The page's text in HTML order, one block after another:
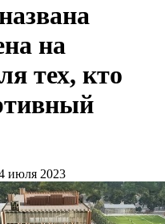
на
тех, кто
июля 2023